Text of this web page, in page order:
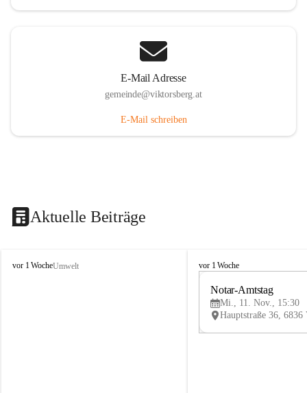
E-Mail Adresse
gemeinde@viktorsberg.at
E-Mail schreiben
Aktuelle Beiträge
V
vor 1 WocheUmwelt
V
vor 1 Woche
Notar-Amtstag
Mi., 11. Nov., 15:30